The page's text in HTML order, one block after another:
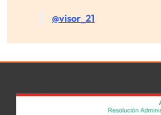
@visor_21